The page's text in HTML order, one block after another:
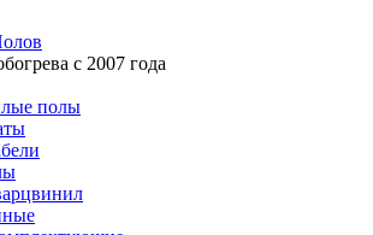
с 2007 года
полы